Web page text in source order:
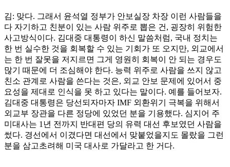
김: 맞다. 그래서 윤석열 정부가 안보실장 차장 이런 사람들을
다 자기하고 친분이 있는 사람 위주로 뽑은 건, 굉장히 위험한
사고방식이다. 김대중 대통령이 하신 말씀처럼, 국내 정치는
한 번 실수한 것을 회복할 수 있는 기회가 또 오지만, 외교에서
는 한 번 잘못을 저지르면 그게 영원히 회복이 안 되는 경우도
많기 때문에 더 조심해야 한다. 능력 위주로 사람을 쓰지 않고
친소 관계로 사람을 쓴다는 것은, 외교 안보 문제에 있어서 중
요성을 제대로 인식을 못 하고 있다는 말이다. 예를 들어보자.
김대중 대통령은 당선되자마자 IMF 외환위기 극복을 위해서
외교부 장관을 다른 정당에 있었던 분을 기용했다. 심지어 주
미대사는 1년 전까지 반대편 당의 유력 대선 후보였던 사람을
썼다. 경선에서 이겼다면 대선에서 맞붙었을지도 몰랐을 그런
분을 삼고초려해 미국 대사로 가달라고 한 거다.